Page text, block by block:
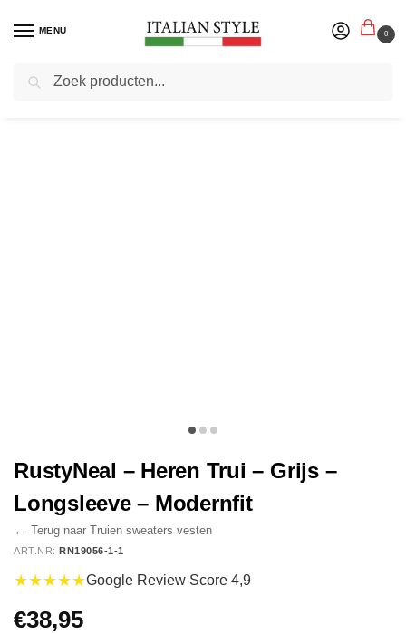
MENU 0
Home Herenmode / Truien sweaters vesten
RustyNeal – Heren Trui – Grijs –
Longsleeve – Modernfit
← Terug naar Truien sweaters vesten
ART.NR: RN19056-1-1
★★★★★Google Review Score 4,9
€38,95